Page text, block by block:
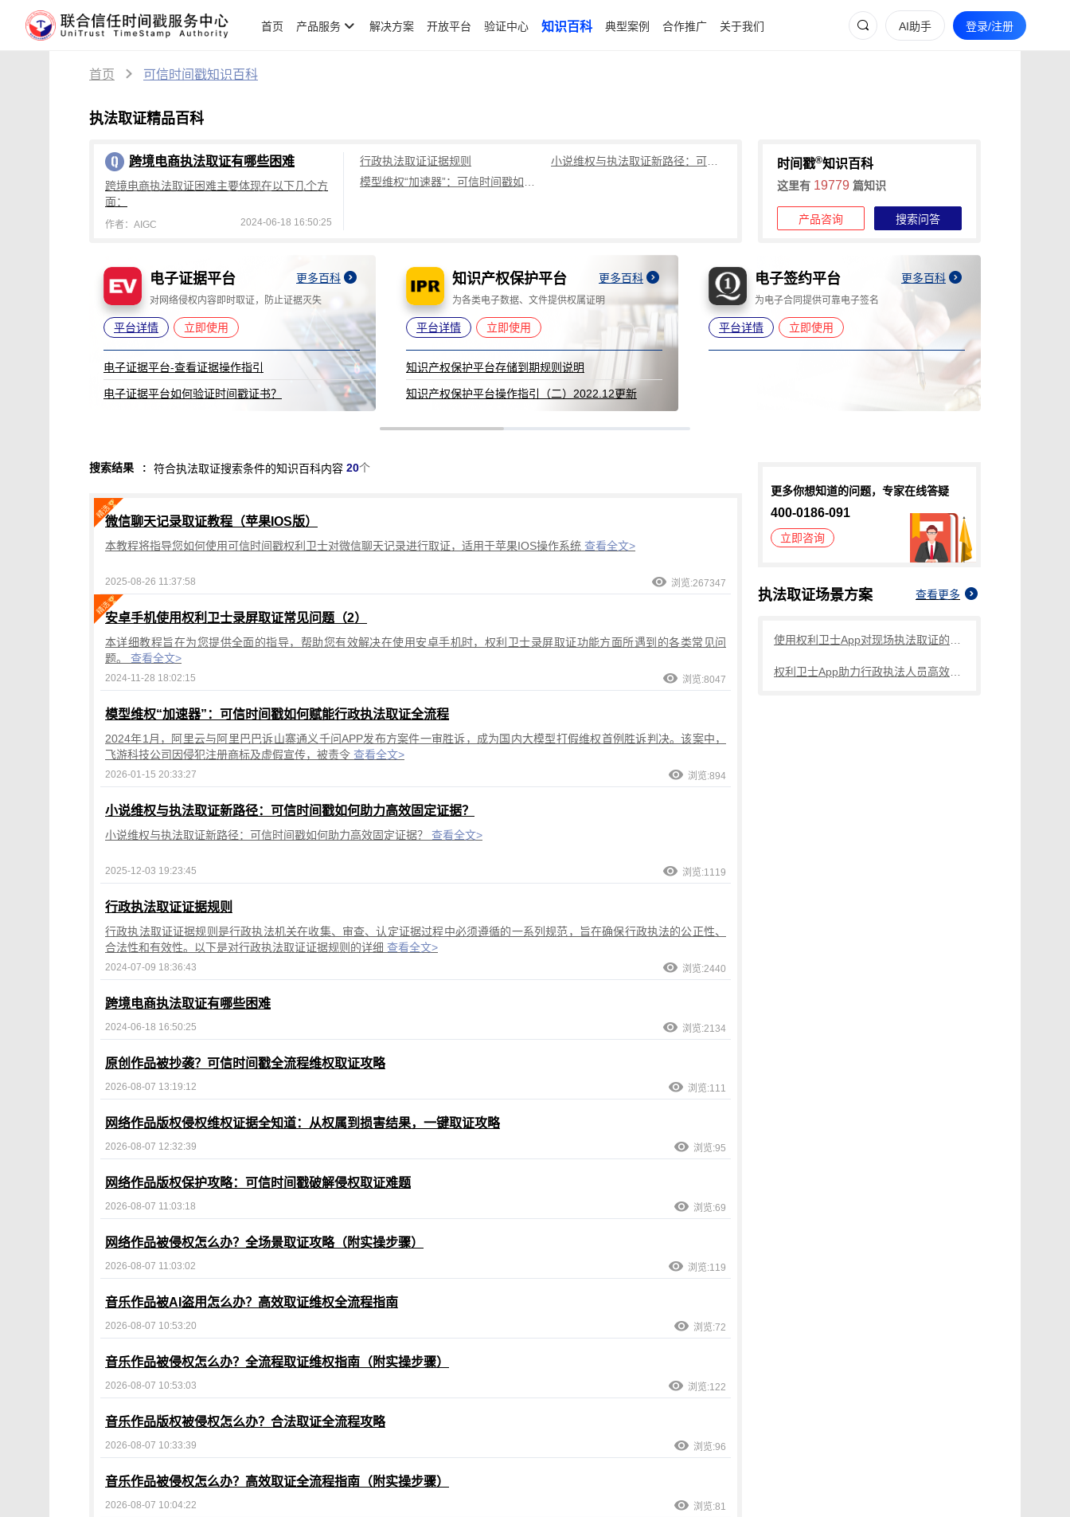
首页 产品服务 解决方案 开放平台 验证中心 知识百科 典型案例 合作推广 关于我们 AI助手 登录/注册
首页 可信时间戳知识百科
执法取证精品百科
跨境电商执法取证有哪些困难
跨境电商执法取证困难主要体现在以下几个方
面：
作者：AIGC 2024-06-18 16:50:25
行政执法取证证据规则 时间戳®知识百科
这里有 19779 篇知识
产品咨询 搜索问答
知识产权保护平台 更多百科
为各类电子数据、文件提供权属证明
平台详情 立即使用
知识产权保护平台存储到期规则说明
知识产权保护平台操作指引（二）2022.12更新
电子签约平台 更多百科
为电子合同提供可靠电子签名
平台详情 立即使用
电子邮件认证平台 更多百科
让电子邮件成为不可否认的电子证据
平台详情 立即使用
搜索结果 : 符合执法取证搜索条件的知识百科内容 20个
微信聊天记录取证教程（苹果IOS版）
本教程将指导您如何使用可信时间戳权利卫士对微信聊天记录进行取证，适用于苹果IOS操作系统 查看全文>
2025-08-26 11:37:58 浏览:267347
安卓手机使用权利卫士录屏取证常见问题（2）
本详细教程旨在为您提供全面的指导，帮助您有效解决在使用安卓手机时，权利卫士录屏取证功能方面所遇到的各类常见问
题。 查看全文>
2024-11-28 18:02:15 浏览:8047
模型维权“加速器”：可信时间戳如何赋能行政执法取证全流程
2024年1月，阿里云与阿里巴巴诉山寨通义千问APP发布方案件一审胜诉，成为国内大模型打假维权首例胜诉判决。该案中，
飞游科技公司因侵犯注册商标及虚假宣传，被责令 查看全文>
2026-01-15 20:33:27 浏览:894
小说维权与执法取证新路径：可信时间戳如何助力高效固定证据？
小说维权与执法取证新路径：可信时间戳如何助力高效固定证据？ 查看全文>
2025-12-03 19:23:45 浏览:1119
行政执法取证证据规则
行政执法取证证据规则是行政执法机关在收集、审查、认定证据过程中必须遵循的一系列规范，旨在确保行政执法的公正性、
合法性和有效性。以下是对行政执法取证证据规则的详细 查看全文>
2024-07-09 18:36:43 浏览:2440
跨境电商执法取证有哪些困难
2024-06-18 16:50:25 浏览:2134
原创作品被抄袭？可信时间戳全流程维权取证攻略
2026-08-07 13:19:12 浏览:111
网络作品版权侵权维权证据全知道：从权属到损害结果，一键取证攻略
2026-08-07 12:32:39 浏览:95
网络作品版权保护攻略：可信时间戳破解侵权取证难题
2026-08-07 11:03:18 浏览:69
网络作品被侵权怎么办？全场景取证攻略（附实操步骤）
2026-08-07 11:03:02 浏览:119
音乐作品被AI盗用怎么办？高效取证维权全流程指南
2026-08-07 10:53:20 浏览:72
音乐作品被侵权怎么办？全流程取证维权指南（附实操步骤）
2026-08-07 10:53:03 浏览:122
音乐作品版权被侵权怎么办？合法取证全流程攻略
2026-08-07 10:33:39 浏览:96
音乐作品被侵权怎么办？高效取证全流程指南（附实操步骤）
2026-08-07 10:04:22 浏览:81
更多你想知道的问题，专家在线答疑
400-0186-091
立即咨询
执法取证场景方案 查看更多